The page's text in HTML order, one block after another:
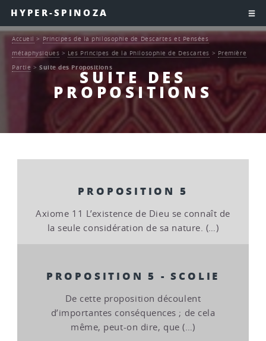
HYPER-SPINOZA
SUITE DES
PROPOSITIONS
Accueil > Principes de la philosophie de Descartes et Pensées
métaphysiques > Les Principes de la Philosophie de Descartes > Première
Partie > Suite des Propositions
PROPOSITION 5
Axiome 11 L’existence de Dieu se connaît de
la seule considération de sa nature. (…)
PROPOSITION 5 - SCOLIE
De cette proposition découlent
d’importantes conséquences ; de cela
même, peut-on dire, que (…)